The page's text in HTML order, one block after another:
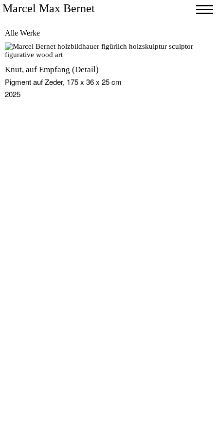
Skip
content
Marcel Max Bernet
Alle Werke
Knut, auf Empfang (Detail)
Pigment auf Zeder, 175 x 36 x 25 cm
2025